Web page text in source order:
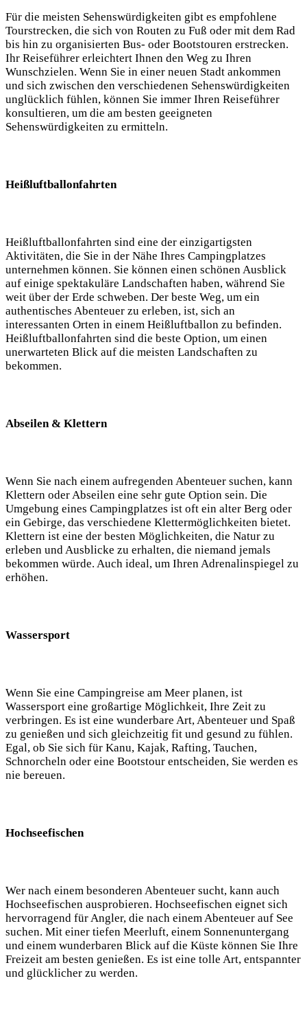
Für die meisten Sehenswürdigkeiten⁢ gibt​ es empfohlene
Tourstrecken, die sich von Routen zu Fuß oder mit dem Rad⁣
bis hin zu organisierten Bus- oder Bootstouren erstrecken.
Ihr⁢ Reiseführer erleichtert Ihnen‌ den ‍Weg zu​ Ihren
Wunschzielen.⁣ Wenn Sie in einer neuen Stadt ankommen
und sich‍ zwischen den verschiedenen ⁣Sehenswürdigkeiten
unglücklich fühlen, können Sie immer Ihren Reiseführer
konsultieren, um die am besten geeigneten‌
Sehenswürdigkeiten zu ermitteln.
Heißluftballonfahrten
Heißluftballonfahrten sind eine der einzigartigsten
Aktivitäten, die Sie‌ in der Nähe Ihres​ Campingplatzes
unternehmen können. Sie​ können einen schönen Ausblick
auf einige spektakuläre Landschaften haben, während Sie​
weit über der Erde schweben. Der beste Weg, ⁢um⁢ ein
authentisches Abenteuer⁤ zu erleben, ist, sich an
interessanten Orten in einem‍ Heißluftballon zu ​befinden.
Heißluftballonfahrten sind die beste ⁢Option, um einen
unerwarteten Blick auf die meisten Landschaften zu‌
bekommen.​
Abseilen & ​Klettern
Wenn Sie nach einem aufregenden ‌Abenteuer suchen, kann⁣
Klettern oder Abseilen eine sehr gute Option sein. Die
Umgebung eines Campingplatzes ‌ist oft ein alter Berg⁣ oder
ein Gebirge, das verschiedene Klettermöglichkeiten bietet.
Klettern ist eine der besten ⁢Möglichkeiten, die Natur zu⁣
erleben und Ausblicke‌ zu erhalten, die niemand jemals
bekommen⁤ würde.‍ Auch‍ ideal, um Ihren Adrenalinspiegel zu
erhöhen.
Wassersport
Wenn Sie eine Campingreise am Meer planen,⁣ ist
Wassersport eine großartige Möglichkeit, Ihre Zeit ​zu
verbringen. Es ist eine wunderbare Art, Abenteuer und Spaß
zu‌ genießen und sich gleichzeitig ‌fit und gesund zu fühlen.
‌Egal, ob Sie sich für Kanu, Kajak, Rafting, Tauchen,​
Schnorcheln oder eine Bootstour entscheiden, Sie werden‌ es⁤
nie bereuen.
Hochseefischen
Wer nach einem besonderen ⁤Abenteuer sucht, kann⁢ auch‍
Hochseefischen ausprobieren. Hochseefischen eignet sich
hervorragend⁣ für Angler, die ‌nach einem Abenteuer auf See
suchen. Mit einer tiefen‍ Meerluft, einem Sonnenuntergang
und ‍einem wunderbaren Blick auf die Küste können Sie Ihre
Freizeit am besten genießen. Es ist eine tolle Art, entspannter
und glücklicher zu werden.